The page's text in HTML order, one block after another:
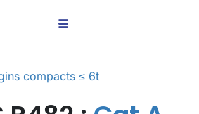
compacts ≤ 6t